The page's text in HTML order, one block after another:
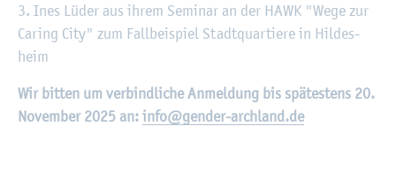
3. Ines Lüder aus ihrem Se­mi­nar an der HAWK "Wege zur
Ca­ring City" zum Fall­bei­spiel Stadt­quar­tie­re in Hil­des­
heim
Wir bit­ten um ver­bind­li­che An­mel­dung bis spä­tes­tens 20.
No­vem­ber 2025 an: info@​gender-​archland.​de